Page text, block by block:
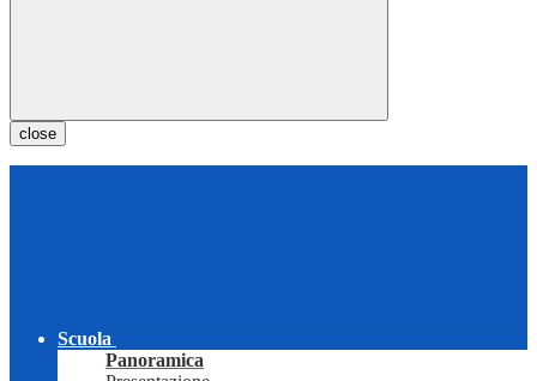
close
Scuola
Panoramica